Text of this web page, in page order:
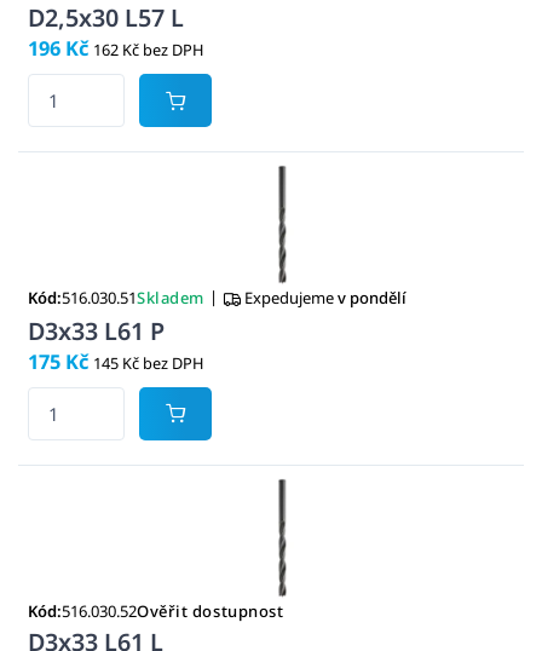
D2,5x30 L57 L
196 Kč 162 Kč bez DPH
Kód:516.030.51Skladem | Expedujemev pondělí
D3x33 L61 P
175 Kč 145 Kč bez DPH
Kód:516.030.52Ověřit dostupnost
D3x33 L61 L